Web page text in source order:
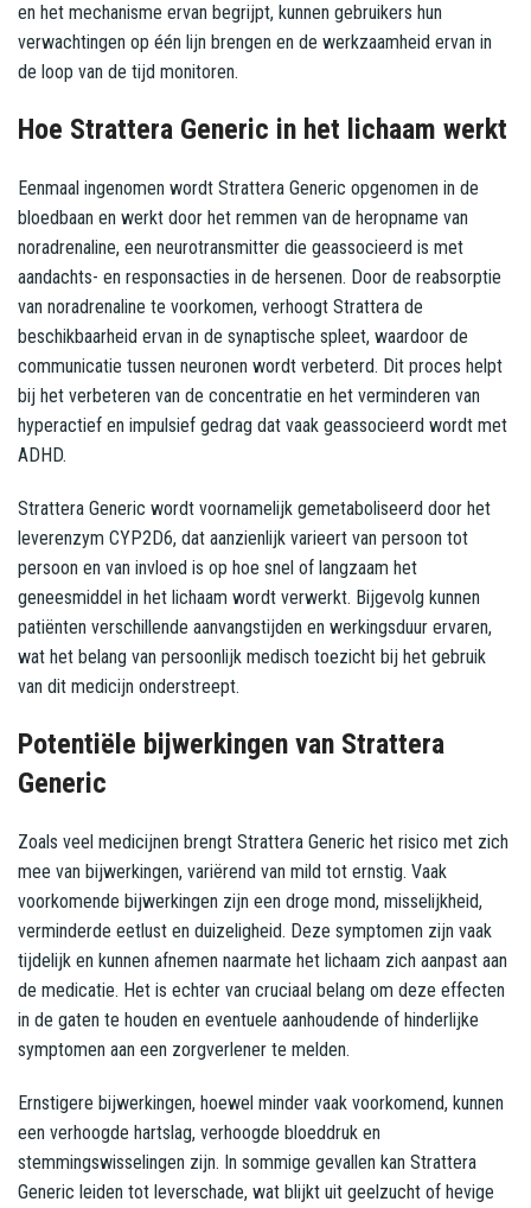
en het mechanisme ervan begrijpt, kunnen gebruikers hun
verwachtingen op één lijn brengen en de werkzaamheid ervan in
de loop van de tijd monitoren.
Hoe Strattera Generic in het lichaam werkt
Eenmaal ingenomen wordt Strattera Generic opgenomen in de
bloedbaan en werkt door het remmen van de heropname van
noradrenaline, een neurotransmitter die geassocieerd is met
aandachts- en responsacties in de hersenen. Door de reabsorptie
van noradrenaline te voorkomen, verhoogt Strattera de
beschikbaarheid ervan in de synaptische spleet, waardoor de
communicatie tussen neuronen wordt verbeterd. Dit proces helpt
bij het verbeteren van de concentratie en het verminderen van
hyperactief en impulsief gedrag dat vaak geassocieerd wordt met
ADHD.
Strattera Generic wordt voornamelijk gemetaboliseerd door het
leverenzym CYP2D6, dat aanzienlijk varieert van persoon tot
persoon en van invloed is op hoe snel of langzaam het
geneesmiddel in het lichaam wordt verwerkt. Bijgevolg kunnen
patiënten verschillende aanvangstijden en werkingsduur ervaren,
wat het belang van persoonlijk medisch toezicht bij het gebruik
van dit medicijn onderstreept.
Potentiële bijwerkingen van Strattera
Generic
Zoals veel medicijnen brengt Strattera Generic het risico met zich
mee van bijwerkingen, variërend van mild tot ernstig. Vaak
voorkomende bijwerkingen zijn een droge mond, misselijkheid,
verminderde eetlust en duizeligheid. Deze symptomen zijn vaak
tijdelijk en kunnen afnemen naarmate het lichaam zich aanpast aan
de medicatie. Het is echter van cruciaal belang om deze effecten
in de gaten te houden en eventuele aanhoudende of hinderlijke
symptomen aan een zorgverlener te melden.
Ernstigere bijwerkingen, hoewel minder vaak voorkomend, kunnen
een verhoogde hartslag, verhoogde bloeddruk en
stemmingswisselingen zijn. In sommige gevallen kan Strattera
Generic leiden tot leverschade, wat blijkt uit geelzucht of hevige